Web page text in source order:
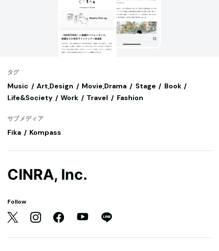
タグ
Music Art,Design Movie,Drama Stage
Book
Life&Society
Work Travel Fashion
サブメディア
Fika Kompass
CINRA, Inc.
Follow